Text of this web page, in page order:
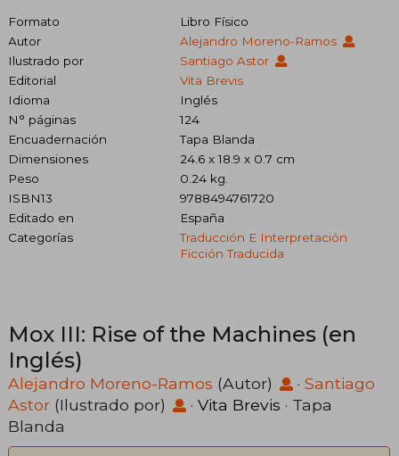
Formato
Libro Físico
Autor
Alejandro Moreno-Ramos
Ilustrado por
Santiago Astor
Editorial
Vita Brevis
Idioma
Inglés
N° páginas
124
Encuadernación
Tapa Blanda
Dimensiones
24.6 x 18.9 x 0.7 cm
Peso
0.24 kg.
ISBN13
9788494761720
Editado en
España
Categorías
Traducción E Interpretación
Ficción Traducida
Mox III: Rise of the Machines (en
Inglés)
Alejandro Moreno-Ramos (Autor) · Santiago
Astor (Ilustrado por) · Vita Brevis · Tapa
Blanda